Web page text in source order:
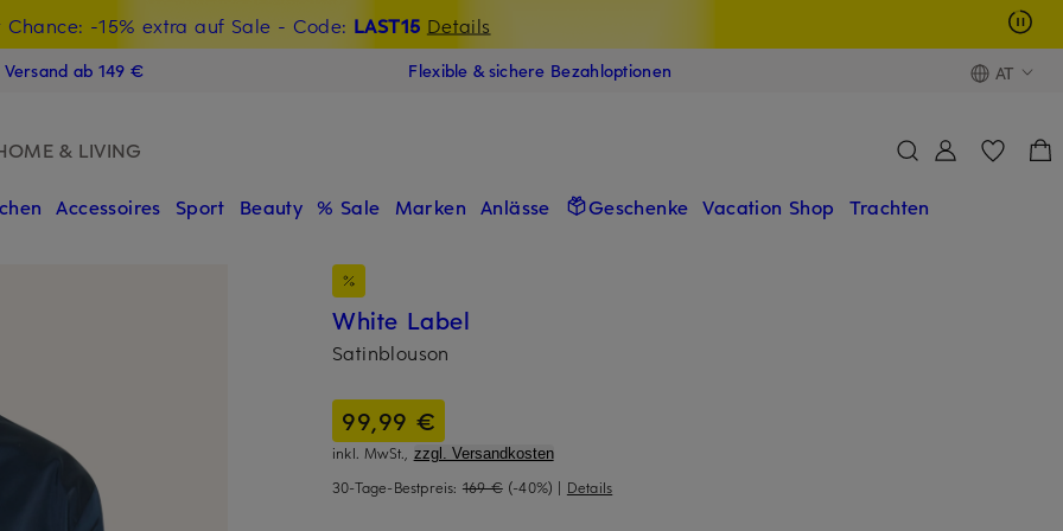
Chance: -15% extra auf Sale - Code: LAST15 Details
Willkommensgutschein mit Beyond sichern
ab 149 € Flexible & sichere Bezahloptionen AT
& LIVING
Accessoires Sport Beauty % Sale Marken Anlässe Geschenke Vacation Shop Trachten
White Label
Satinblouson
99,99 €
inkl. MwSt., zzgl. Versandkosten
30-Tage-Bestpreis: 169 € (-40%) | Details